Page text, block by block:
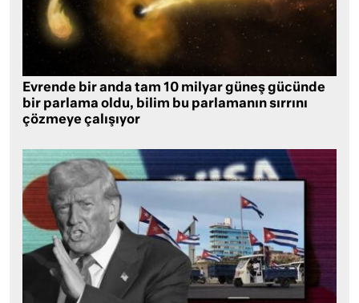
Evrende bir anda tam 10 milyar güneş gücünde
bir parlama oldu, bilim bu parlamanın sırrını
çözmeye çalışıyor